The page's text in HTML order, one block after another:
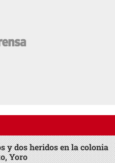
y dos heridos en la colonia
Yoro